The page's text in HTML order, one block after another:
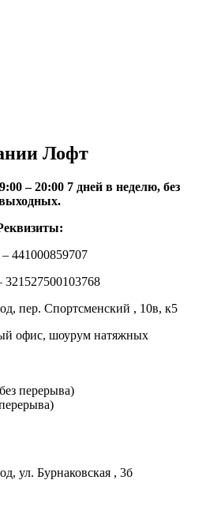
Лофт
– 20:00 7 дней в неделю, без
– 441000859707
321527500103768
пер. Спортсменский , 10в, к5
офис, шоурум натяжных
перерыва)
ул. Бурнаковская , 3б